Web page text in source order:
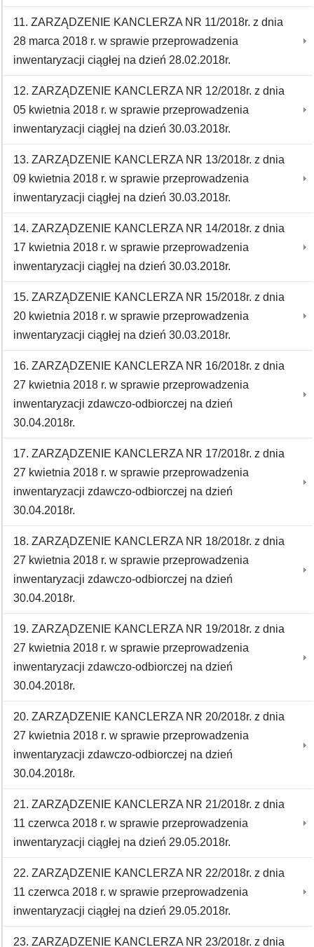
11. ZARZĄDZENIE KANCLERZA NR 11/2018r. z dnia
28 marca 2018 r. w sprawie przeprowadzenia
inwentaryzacji ciągłej na dzień 28.02.2018r.
12. ZARZĄDZENIE KANCLERZA NR 12/2018r. z dnia
05 kwietnia 2018 r. w sprawie przeprowadzenia
inwentaryzacji ciągłej na dzień 30.03.2018r.
13. ZARZĄDZENIE KANCLERZA NR 13/2018r. z dnia
09 kwietnia 2018 r. w sprawie przeprowadzenia
inwentaryzacji ciągłej na dzień 30.03.2018r.
14. ZARZĄDZENIE KANCLERZA NR 14/2018r. z dnia
17 kwietnia 2018 r. w sprawie przeprowadzenia
inwentaryzacji ciągłej na dzień 30.03.2018r.
15. ZARZĄDZENIE KANCLERZA NR 15/2018r. z dnia
20 kwietnia 2018 r. w sprawie przeprowadzenia
inwentaryzacji ciągłej na dzień 30.03.2018r.
16. ZARZĄDZENIE KANCLERZA NR 16/2018r. z dnia
27 kwietnia 2018 r. w sprawie przeprowadzenia
inwentaryzacji zdawczo-odbiorczej na dzień
30.04.2018r.
17. ZARZĄDZENIE KANCLERZA NR 17/2018r. z dnia
27 kwietnia 2018 r. w sprawie przeprowadzenia
inwentaryzacji zdawczo-odbiorczej na dzień
30.04.2018r.
18. ZARZĄDZENIE KANCLERZA NR 18/2018r. z dnia
27 kwietnia 2018 r. w sprawie przeprowadzenia
inwentaryzacji zdawczo-odbiorczej na dzień
30.04.2018r.
19. ZARZĄDZENIE KANCLERZA NR 19/2018r. z dnia
27 kwietnia 2018 r. w sprawie przeprowadzenia
inwentaryzacji zdawczo-odbiorczej na dzień
30.04.2018r.
20. ZARZĄDZENIE KANCLERZA NR 20/2018r. z dnia
27 kwietnia 2018 r. w sprawie przeprowadzenia
inwentaryzacji zdawczo-odbiorczej na dzień
30.04.2018r.
21. ZARZĄDZENIE KANCLERZA NR 21/2018r. z dnia
11 czerwca 2018 r. w sprawie przeprowadzenia
inwentaryzacji ciągłej na dzień 29.05.2018r.
22. ZARZĄDZENIE KANCLERZA NR 22/2018r. z dnia
11 czerwca 2018 r. w sprawie przeprowadzenia
inwentaryzacji ciągłej na dzień 29.05.2018r.
23. ZARZĄDZENIE KANCLERZA NR 23/2018r. z dnia